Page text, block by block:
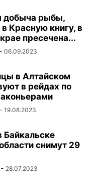
добыча рыбы,
Красную книгу, в
пресечена...
- 06.09.2023
в Алтайском
в рейдах по
- 19.08.2023
снимут 29
- 28.07.2023